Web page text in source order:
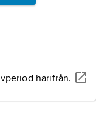
härifrån.